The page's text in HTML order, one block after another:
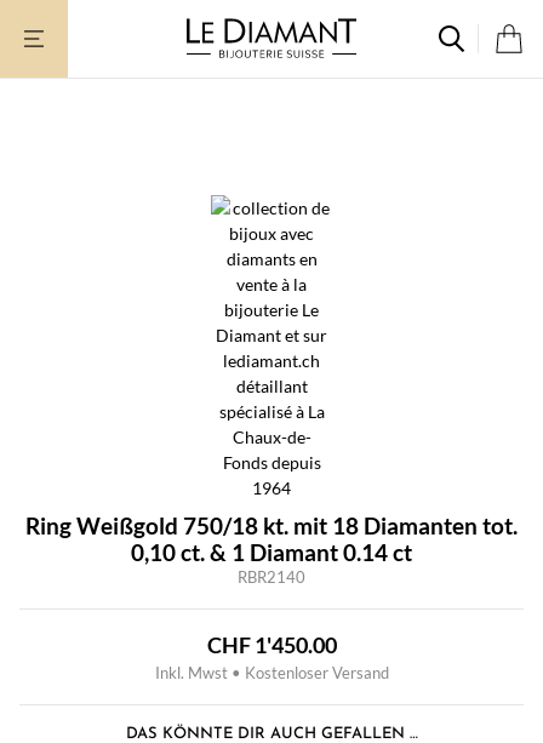
Inhalt
Ring Weißgold 750/18 kt. mit 18 Diamanten tot.
0,10 ct. & 1 Diamant 0.14 ct
RBR2140
CHF1'450.00
Inkl. Mwst • Kostenloser Versand
DAS KÖNNTE DIR AUCH GEFALLEN …